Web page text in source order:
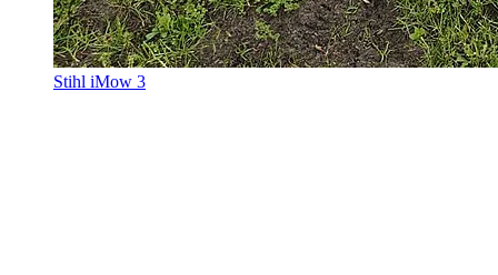
Stihl iMow 3